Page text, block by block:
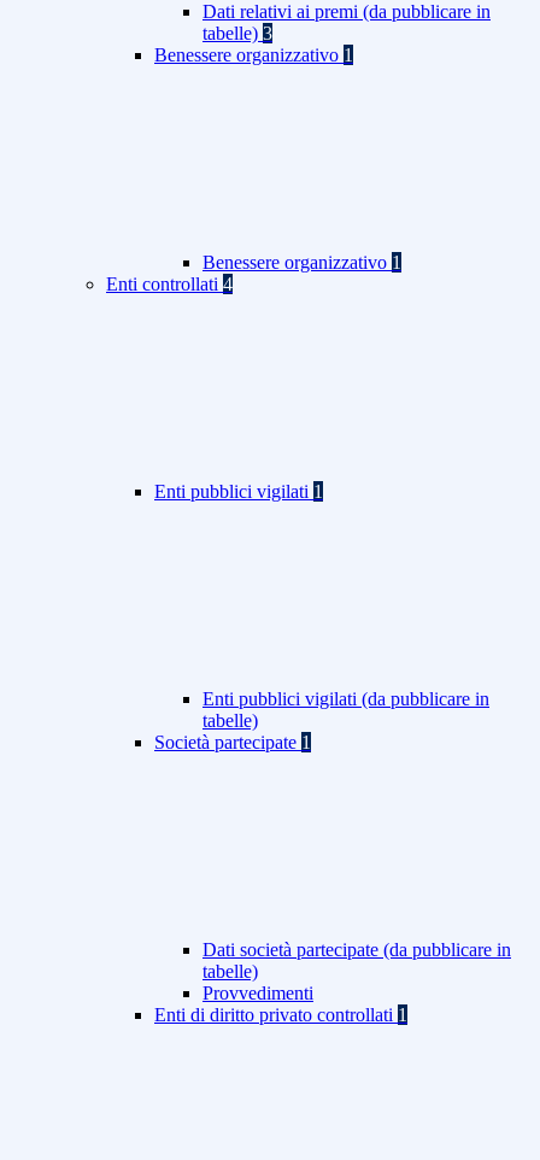
Dati relativi ai premi (da pubblicare in
tabelle) 3
Benessere organizzativo 1
Benessere organizzativo 1
Enti controllati 4
Enti pubblici vigilati 1
Enti pubblici vigilati (da pubblicare in
tabelle)
Società partecipate 1
Dati società partecipate (da pubblicare in
tabelle)
Provvedimenti
Enti di diritto privato controllati 1